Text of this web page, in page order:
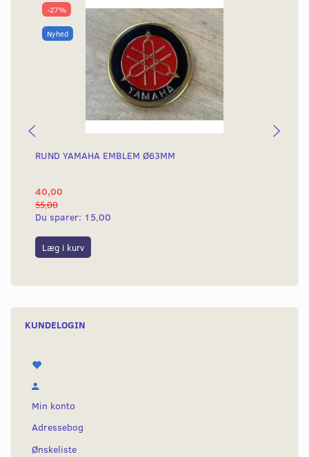
-27%
Nyhed
RUND YAMAHA EMBLEM Ø63MM
40,00
55,00
Du sparer: 15,00
Læg i kurv
KUNDELOGIN
Min konto
Adressebog
Ønskeliste